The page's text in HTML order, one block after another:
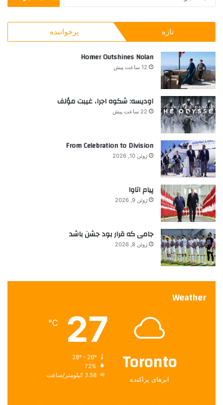
ه
ب
ا
م
ج
د
و
م
ک
ر
و
ن
ج
و
ب
تازه پرخواننده
Homer Outshines Nolan
12 ساعت پیش
اودیسه: شکوه اجرا، غیبت مؤلف
22 ساعت پیش
From Celebration to Division
ژوئن 10, 2026
پیام اتاوا
ژوئن 9, 2026
جامی که قرار بود جشن باشد
ژوئن 8, 2026
Weather
Toronto
ابرهای پراکنده
27
℃
72%
3.58 کیلومتر/ساعت